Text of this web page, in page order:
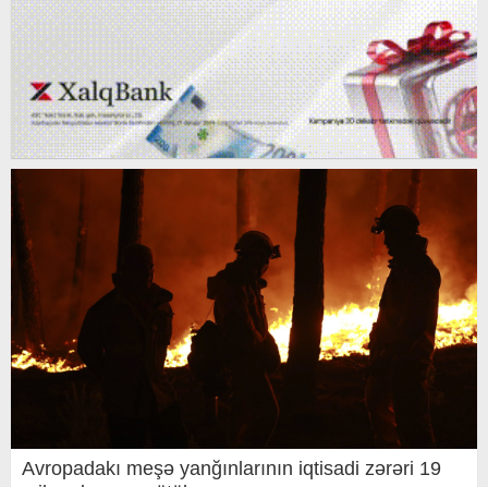
Avropadakı meşə yanğınlarının iqtisadi zərəri 19